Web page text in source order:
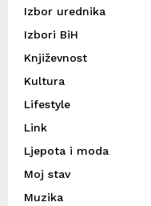
Izbor urednika
Izbori BiH
Književnost
Kultura
Lifestyle
Link
Ljepota i moda
Moj stav
Muzika